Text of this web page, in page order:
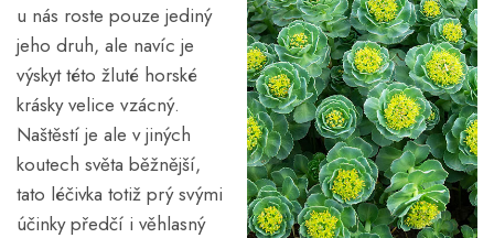
u nás roste pouze jediný
jeho druh, ale navíc je
výskyt této žluté horské
krásky velice vzácný.
Naštěstí je ale v jiných
koutech světa běžnější,
tato léčivka totiž prý svými
účinky předčí i věhlasný